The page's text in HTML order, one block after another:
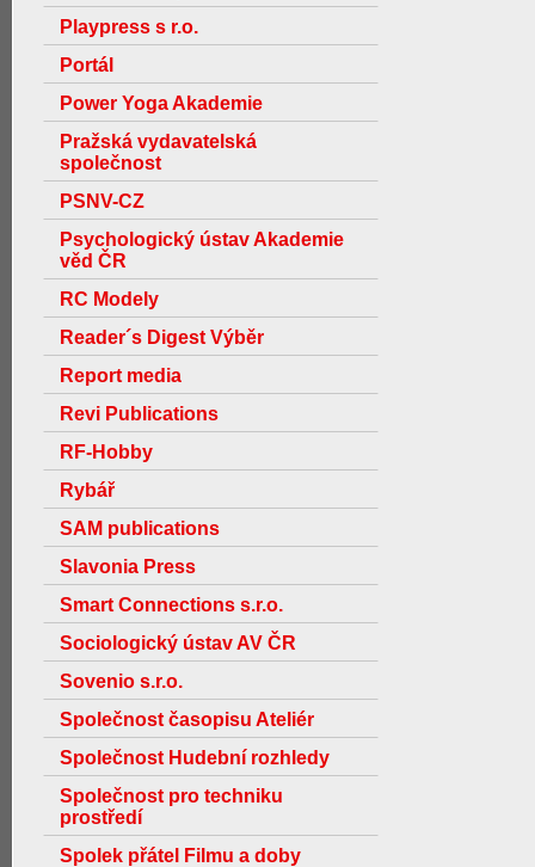
Playpress s r.o.
Portál
Power Yoga Akademie
Pražská vydavatelská
společnost
PSNV-CZ
Psychologický ústav Akademie
věd ČR
RC Modely
Reader´s Digest Výběr
Report media
Revi Publications
RF-Hobby
Rybář
SAM publications
Slavonia Press
Smart Connections s.r.o.
Sociologický ústav AV ČR
Sovenio s.r.o.
Společnost časopisu Ateliér
Společnost Hudební rozhledy
Společnost pro techniku
prostředí
Spolek přátel Filmu a doby